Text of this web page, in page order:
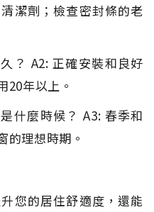
潔劑；檢查密封條的老
？ A2: 正確安裝和良好
20年以上。
什麼時候？ A3: 春季和
的理想時期。
您的居住舒適度，還能